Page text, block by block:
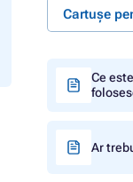
Cartușe
Ce
Ar